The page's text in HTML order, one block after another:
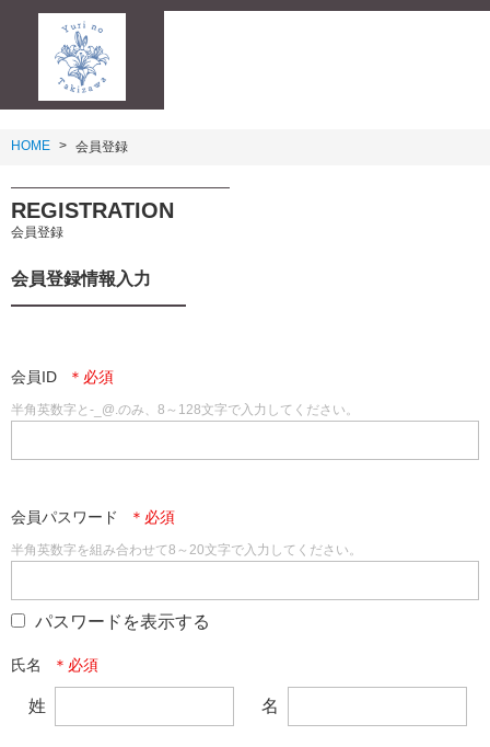
HOME 会員登録
REGISTRATION
会員登録
会員登録情報入力
会員ID
半角英数字と-_@.のみ、8～128文字で入力してください。
会員パスワード
半角英数字を組み合わせて8～20文字で入力してください。
パスワードを表示する
氏名
姓 名